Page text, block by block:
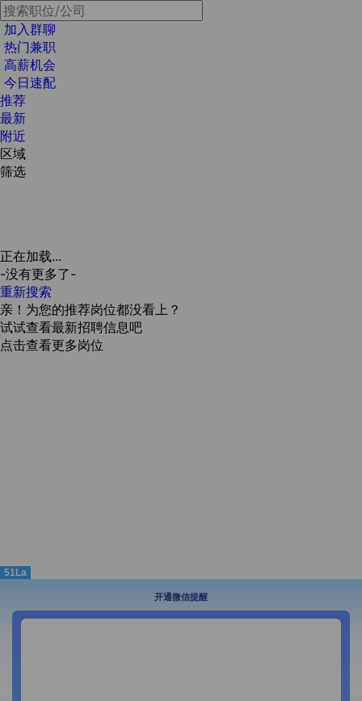
加入群聊
热门兼职
高薪机会
今日速配
推荐
最新
附近
区域
筛选
正在加载...
-没有更多了-
重新搜索
亲！为您的推荐岗位都没看上？
试试查看最新招聘信息吧
点击查看更多岗位
51La
开通微信提醒